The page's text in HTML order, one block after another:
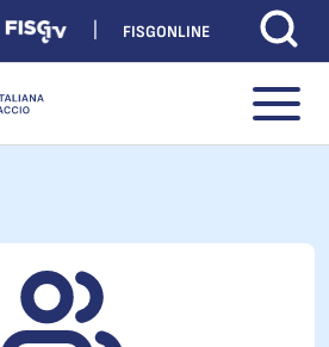
FISGONLINE